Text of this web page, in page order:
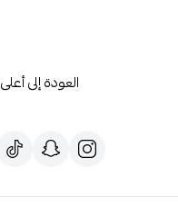
العودة إلى أعلى